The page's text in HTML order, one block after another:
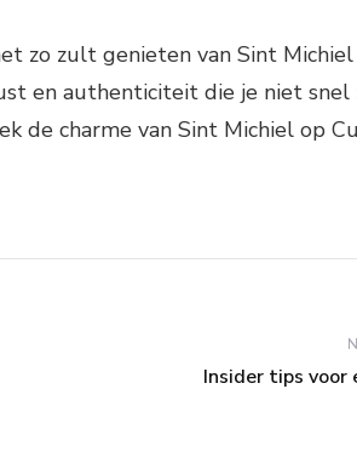
zo zult genieten van Sint
en authenticiteit die je niet
de charme van Sint Michiel op
Insider tips voor